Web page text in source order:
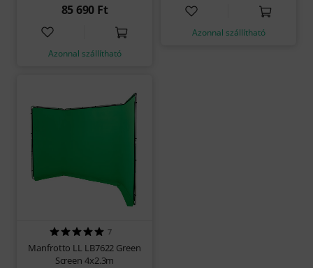
85 690 Ft
Azonnal szállítható
Azonnal szállítható
7
Manfrotto LL LB7622 Green
Screen 4x2.3m